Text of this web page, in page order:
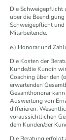
Die Schweigepflicht
über die
Schweigepflicht und
Mitarbeitende.
e.) Honorar und
Die Kosten der
Kunde/die Kundin
Coaching über den
erwartenden
Gesamthonorar
Auswertung von
differieren.
voraussichtlichen
dem Kunden/der